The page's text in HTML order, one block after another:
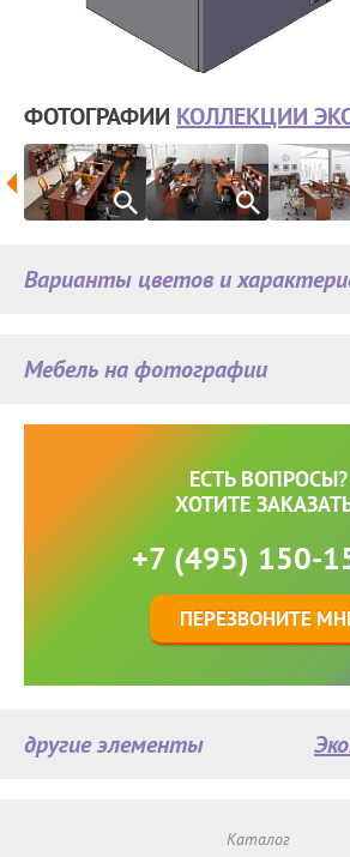
ФОТОГРАФИИ КОЛЛЕКЦИИ
Мебель на фотографии
Варианты цветов и
ЕСТЬ ВОПРОСЫ?
ХОТИТЕ
+7 (495) 150-
ПЕРЕЗВОНИТЕ
другие элементы
Каталог